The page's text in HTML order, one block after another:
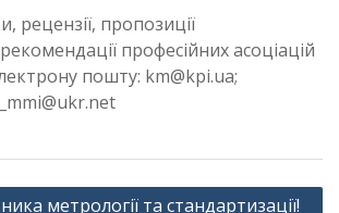
рецензії, пропозиції
професійних асоціацій
пошту: km@kpi.ua;
метрології та стандартизації!